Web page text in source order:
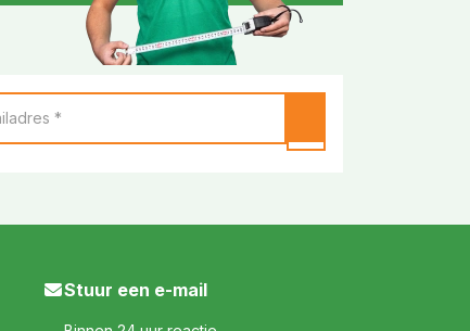
Stuur een e-mail